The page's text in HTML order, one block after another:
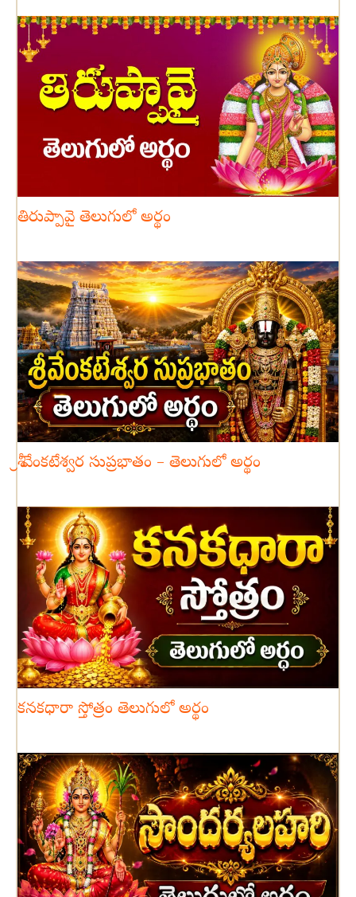
తిరుప్పావై తెలుగులో అర్థం
శ్రీ వేంకటేశ్వర సుప్రభాతం – తెలుగులో అర్థం
కనకధారా స్తోత్రం తెలుగులో అర్థం